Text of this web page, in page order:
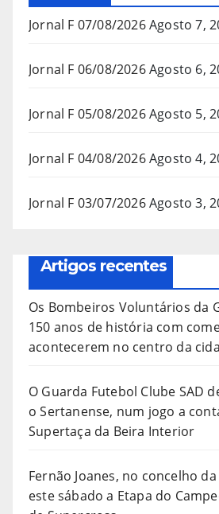
Jornal F 07/08/2026Agosto 7,
Jornal F 06/08/2026Agosto 6,
Jornal F 05/08/2026Agosto 5,
Jornal F 04/08/2026Agosto 4,
Jornal F 03/07/2026Agosto 3,
Artigos recentes
Os Bombeiros Voluntários da
150 anos de história com
acontecerem no centro da
O Guarda Futebol Clube SAD
o Sertanense, num jogo a
Supertaça da Beira Interior
Fernão Joanes, no concelho
este sábado a Etapa do